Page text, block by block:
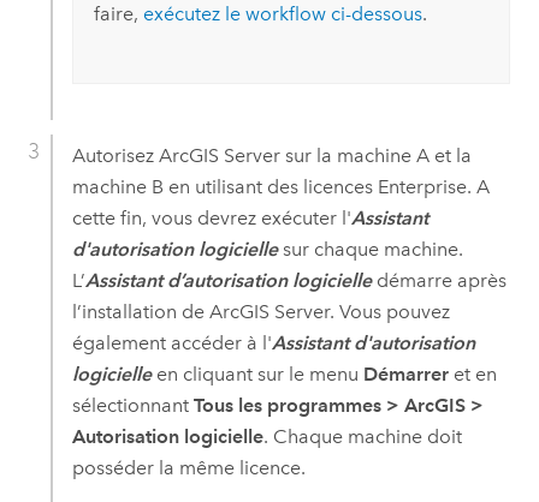
faire, exécutez le workflow ci-dessous.
Autorisez ArcGIS Serversur la machine A et la
machine B en utilisant des licences Enterprise. A
cette fin, vous devrez exécuter l'Assistant
d'autorisation logiciellesur chaque machine.
L’Assistant d’autorisation logicielledémarre après
l’installation de ArcGIS Server. Vous pouvez
également accéder à l'Assistant d'autorisation
logicielleen cliquant sur le menu Démarreret en
sélectionnant Tous les programmes > ArcGIS >
Autorisation logicielle. Chaque machine doit
posséder la même licence.